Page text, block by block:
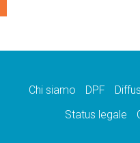
Chi siamo DPF
Status legale